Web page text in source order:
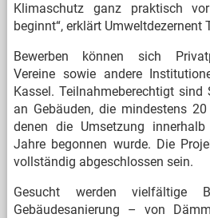
Klimaschutz ganz praktisch
beginnt“, erklärt Umweltdezernent
Bewerben können sich
Vereine sowie andere
Kassel. Teilnahmeberechtigt sind
an Gebäuden, die mindestens
denen die Umsetzung
Jahre begonnen wurde. Die
vollständig abgeschlossen sein.
Gesucht werden vielfältige
Gebäudesanierung – von